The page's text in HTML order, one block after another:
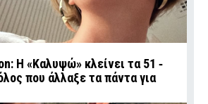
Η «Καλυψώ» κλείνει τα 51 ‑
που άλλαξε τα πάντα για